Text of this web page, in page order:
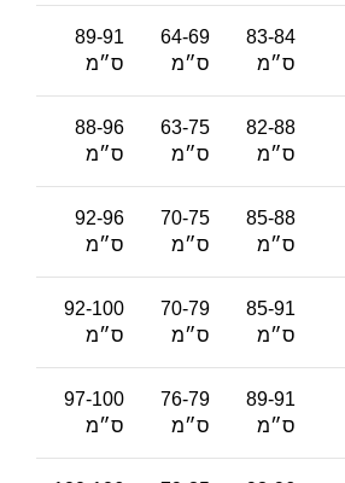
83-84
ס״מ
64-69
ס״מ
89-91
ס״מ
82-88
ס״מ
63-75
ס״מ
88-96
ס״מ
85-88
ס״מ
70-75
ס״מ
92-96
ס״מ
85-91
ס״מ
70-79
ס״מ
92-100
ס״מ
89-91
ס״מ
76-79
ס״מ
97-100
ס״מ